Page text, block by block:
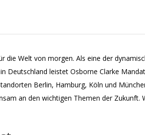
die Welt von morgen. Als eine der
Deutschland leistet Osborne Clarke
Berlin, Hamburg, Köln und
an den wichtigen Themen der Zukunft.